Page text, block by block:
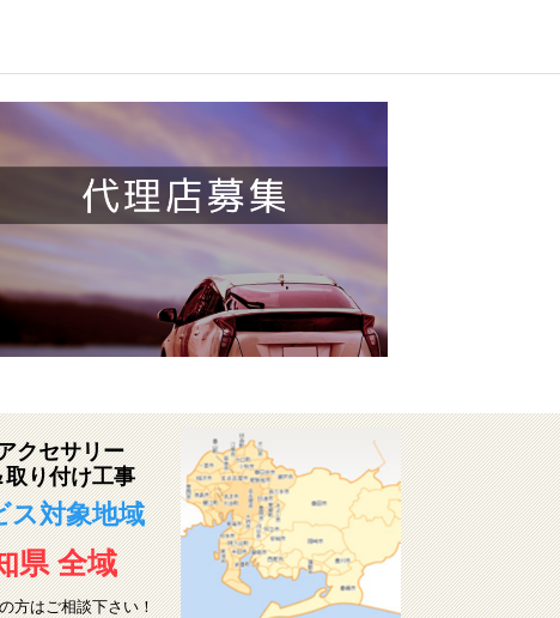
クセサリー
取り付け工事
ス対象地域
県 全域
方はご相談下さい！